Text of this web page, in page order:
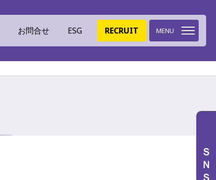
お問合せ ESG RECRUIT MENU
ＳＮＳ